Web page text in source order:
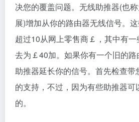
决您的覆盖问题。无线助推器(也
展)增加从你的路由器无线信号。
超过10从网上零售商￡，其中有
去为￡40加。如果你有一个旧的
助推器延长你的信号。首先检查带
的支持，不过，因为有些助推器
的。